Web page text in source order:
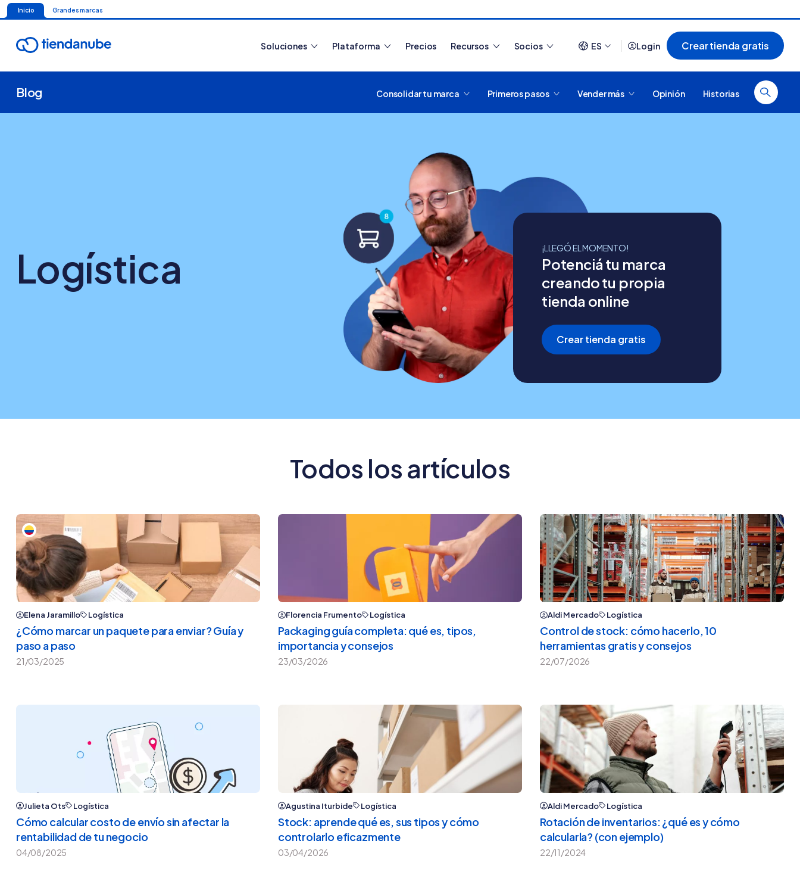
Inicio Grandes marcas
Soluciones Plataforma Precios Recursos
¿Cómo funciona Tiendanube? Aprende a
crear y usar una tienda online
Nube para vender más
Socios ES Login Crear tienda gratis
Blog Consolidar tu marca Primeros pasos Vender más Opinión Historias
Logística ¡LLEGÓ EL MOMENTO!
Potenciá tu marca
creando tu propia
tienda online
Crear tienda gratis
Todos los artículos
Elena Jaramillo Logística
¿Cómo marcar un paquete para enviar? Guía y
paso a paso
21/03/2025
Florencia Frumento Logística
Packaging guía completa: qué es, tipos,
importancia y consejos
23/03/2026
Aldi Mercado Logística
Control de stock: cómo hacerlo, 10
herramientas gratis y consejos
22/07/2026
Julieta Ots Logística
Cómo calcular costo de envío sin afectar la
rentabilidad de tu negocio
04/08/2025
Agustina Iturbide Logística
Stock: aprende qué es, sus tipos y cómo
controlarlo eficazmente
03/04/2026
Aldi Mercado Logística
Rotación de inventarios: ¿qué es y cómo
calcularla? (con ejemplo)
22/11/2024